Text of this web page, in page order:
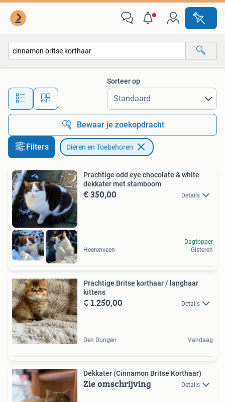
Alle afstanden…
Sorteer op
Bewaar je zoekopdracht
Filters Dieren en Toebehoren
Prachtige odd eye chocolate & white
dekkater met stamboom
€ 350,00 Details
Heerenveen
Dagtopper
Gisteren
Prachtige Britse korthaar / langhaar
kittens
€ 1.250,00 Details
Den Dungen Vandaag
Dekkater (Cinnamon Britse Korthaar)
Zie omschrijving Details